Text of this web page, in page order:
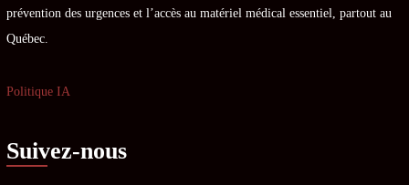
prévention des urgences et l’accès au matériel médical essentiel, partout au
Québec.
Politique IA
Suivez-nous